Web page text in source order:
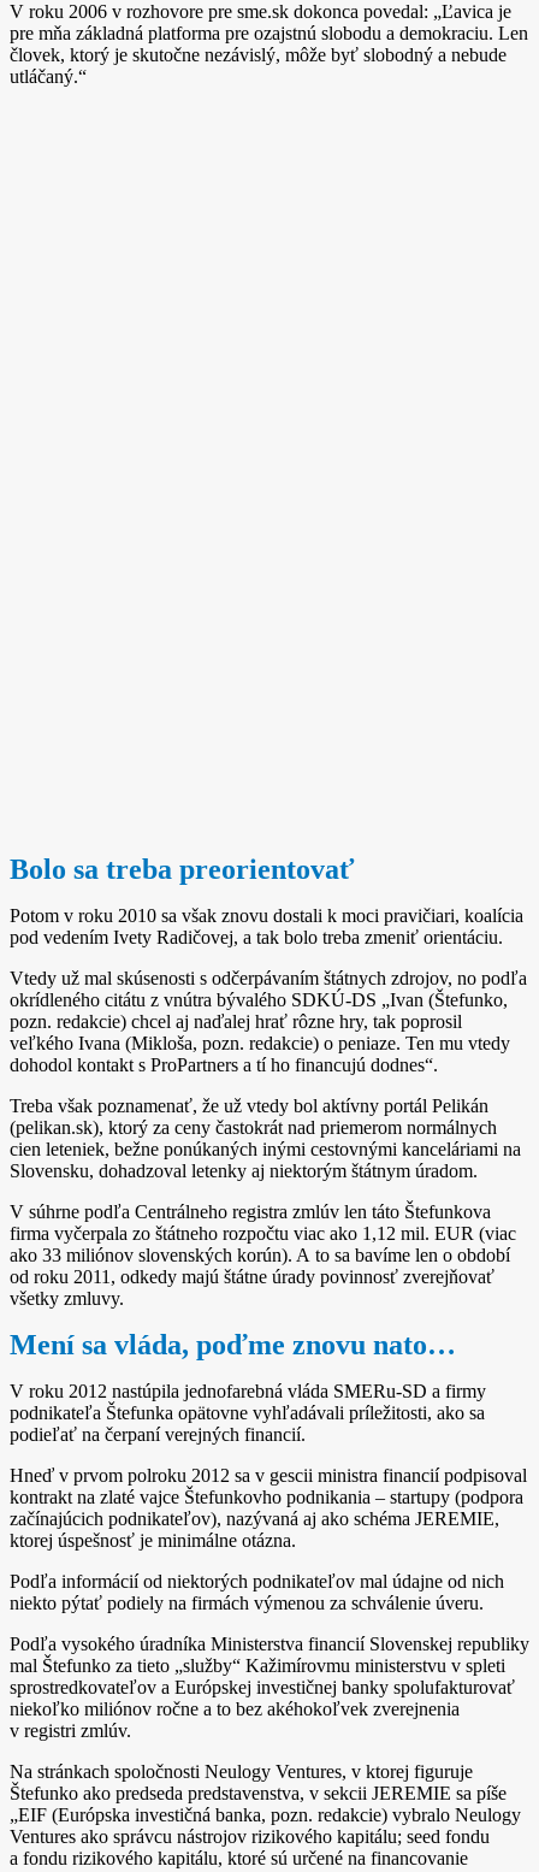
V roku 2006 v rozhovore pre sme.sk dokonca povedal: „Ľavica je
pre mňa základná platforma pre ozajstnú slobodu a demokraciu. Len
človek, ktorý je skutočne nezávislý, môže byť slobodný a nebude
utláčaný.“
Bolo sa treba preorientovať
Potom v roku 2010 sa však znovu dostali k moci pravičiari, koalícia
pod vedením Ivety Radičovej, a tak bolo treba zmeniť orientáciu.
Vtedy už mal skúsenosti s odčerpávaním štátnych zdrojov, no podľa
okrídleného citátu z vnútra bývalého SDKÚ­‑DS „Ivan (Štefunko,
pozn. redakcie) chcel aj naďalej hrať rôzne hry, tak poprosil
veľkého Ivana (Mikloša, pozn. redakcie) o peniaze. Ten mu vtedy
dohodol kontakt s ProPartners a tí ho financujú dodnes“.
Treba však poznamenať, že už vtedy bol aktívny portál Pelikán
(pelikan.sk), ktorý za ceny častokrát nad priemerom normálnych
cien leteniek, bežne ponúkaných inými cestovnými kanceláriami na
Slovensku, dohadzoval letenky aj niektorým štátnym úradom.
V súhrne podľa Centrálneho registra zmlúv len táto Štefunkova
firma vyčerpala zo štátneho rozpočtu viac ako 1,12 mil. EUR (viac
ako 33 miliónov slovenských korún). A to sa bavíme len o období
od roku 2011, odkedy majú štátne úrady povinnosť zverejňovať
všetky zmluvy.
Mení sa vláda, poďme znovu nato…
V roku 2012 nastúpila jednofarebná vláda SMERu­‑SD a firmy
podnikateľa Štefunka opätovne vyhľadávali príležitosti, ako sa
podieľať na čerpaní verejných financií.
Hneď v prvom polroku 2012 sa v gescii ministra financií podpisoval
kontrakt na zlaté vajce Štefunkovho podnikania – startupy (podpora
začínajúcich podnikateľov), nazývaná aj ako schéma JEREMIE,
ktorej úspešnosť je minimálne otázna.
Podľa informácií od niektorých podnikateľov mal údajne od nich
niekto pýtať podiely na firmách výmenou za schválenie úveru.
Podľa vysokého úradníka Ministerstva financií Slovenskej republiky
mal Štefunko za tieto „služby“ Kažimírovmu ministerstvu v spleti
sprostredkovateľov a Európskej investičnej banky spolufakturovať
niekoľko miliónov ročne a to bez akéhokoľvek zverejnenia
v registri zmlúv.
Na stránkach spoločnosti Neulogy Ventures, v ktorej figuruje
Štefunko ako predseda predstavenstva, v sekcii JEREMIE sa píše
„EIF (Európska investičná banka, pozn. redakcie) vybralo Neulogy
Ventures ako správcu nástrojov rizikového kapitálu; seed fondu
a fondu rizikového kapitálu, ktoré sú určené na financovanie